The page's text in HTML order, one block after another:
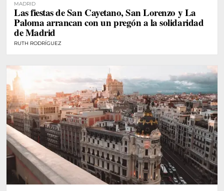
MADRID
Las fiestas de San Cayetano, San Lorenzo y La
Paloma arrancan con un pregón a la solidaridad
de Madrid
RUTH RODRÍGUEZ